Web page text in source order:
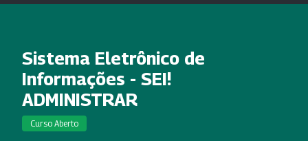
Sistema Eletrônico de
Informações - SEI!
ADMINISTRAR
Curso Aberto